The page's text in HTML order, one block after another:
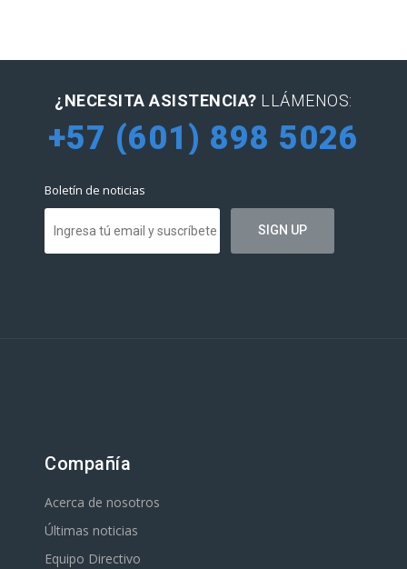
¿NECESITA ASISTENCIA? LLÁMENOS:
+57 (601) 898 5026
Boletín de noticias
Compañía
Acerca de nosotros
Últimas noticias
Equipo Directivo